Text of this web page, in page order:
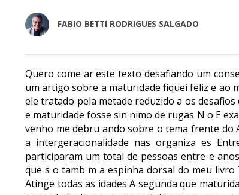
FABIO BETTI RODRIGUES SALGADO
Quero come ar este texto desafiando um
um artigo sobre a maturidade fiquei feliz e ao
ele tratado pela metade reduzido a os
e maturidade fosse sin nimo de rugas N o E
venho me debru ando sobre o tema frente
a intergeracionalidade nas organiza es
participaram um total de pessoas entre e
que s o tamb m a espinha dorsal do meu
Atinge todas as idades A segunda que